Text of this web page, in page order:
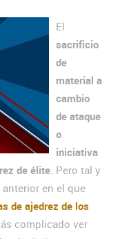
El
sacrificio
de
material a
cambio
de ataque
o
iniciativa
de élite. Pero tal y
en el que
de ajedrez de los
complicado ver